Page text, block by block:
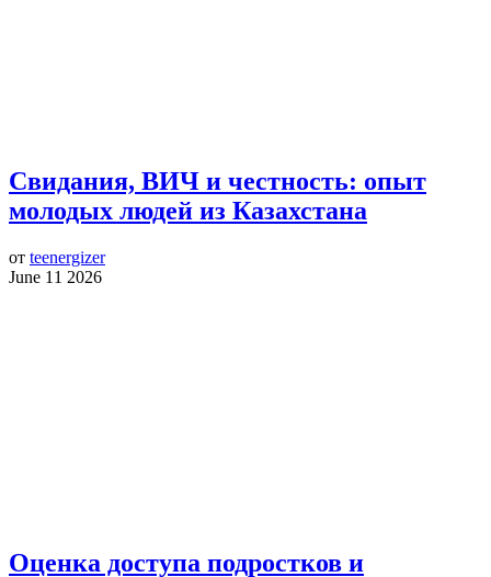
Свидания, ВИЧ и честность: опыт
молодых людей из Казахстана
от teenergizer
June 11 2026
Оценка доступа подростков и